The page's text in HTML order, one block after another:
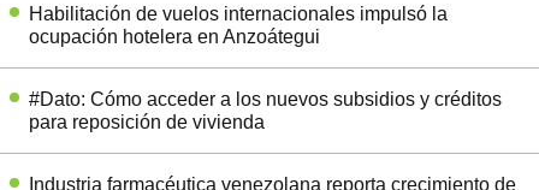
Habilitación de vuelos internacionales impulsó la
ocupación hotelera en Anzoátegui
#Dato: Cómo acceder a los nuevos subsidios y créditos
para reposición de vivienda
Industria farmacéutica venezolana reporta crecimiento de